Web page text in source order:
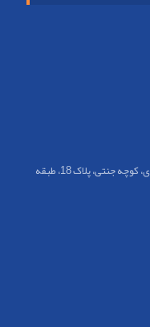
: تهران، میدان انقلاب، ابتدای خیابان آزادی، کوچه جنتی، پلاک 18، طبقه